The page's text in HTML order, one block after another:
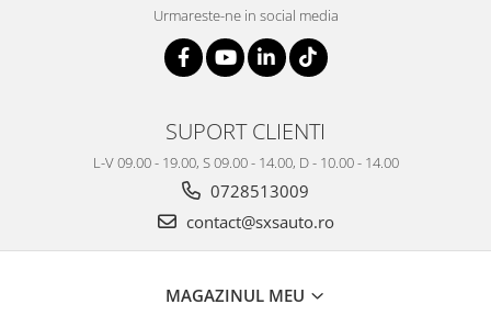
Urmareste-ne in social media
SUPORT CLIENTI
L-V 09.00 - 19.00, S 09.00 - 14.00, D - 10.00 - 14.00
0728513009
contact@sxsauto.ro
MAGAZINUL MEU